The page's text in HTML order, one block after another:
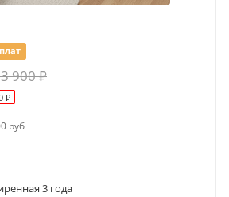
900₽
₽
руб
3 года